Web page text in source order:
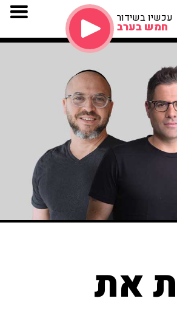
עכשיו בשידור
חמש בערב
את